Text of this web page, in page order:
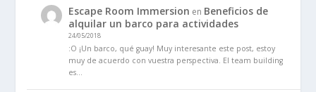
Escape Room Immersion en Beneficios de
alquilar un barco para actividades
24/05/2018
:O ¡Un barco, qué guay! Muy interesante este post, estoy
muy de acuerdo con vuestra perspectiva. El team building
es…